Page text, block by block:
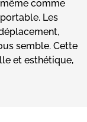
comme
Les
semble. Cette
et esthétique,